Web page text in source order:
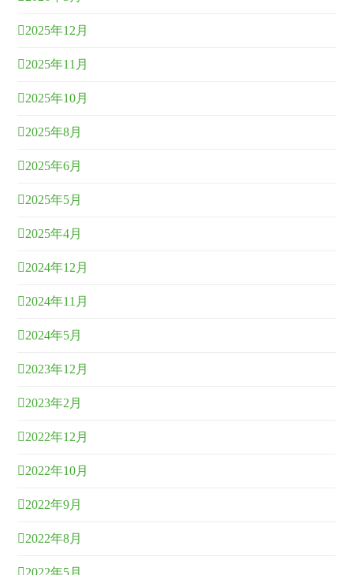
2025年12月
2025年11月
2025年10月
2025年8月
2025年6月
2025年5月
2025年4月
2024年12月
2024年11月
2024年5月
2023年12月
2023年2月
2022年12月
2022年10月
2022年9月
2022年8月